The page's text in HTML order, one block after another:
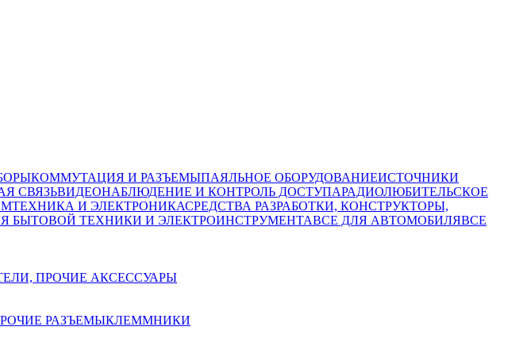
КОММУТАЦИЯ И РАЗЪЕМЫПАЯЛЬНОЕ ОБОРУДОВАНИЕИСТОЧНИКИ
СВЯЗЬВИДЕОНАБЛЮДЕНИЕ И КОНТРОЛЬ ДОСТУПАРАДИОЛЮБИТЕЛЬСКОЕ
ТЕХНИКА И ЭЛЕКТРОНИКАСРЕДСТВА РАЗРАБОТКИ, КОНСТРУКТОРЫ,
БЫТОВОЙ ТЕХНИКИ И ЭЛЕКТРОИНСТРУМЕНТАВСЕ ДЛЯ АВТОМОБИЛЯВСЕ
ПРОЧИЕ АКСЕССУАРЫ
РАЗЪЕМЫКЛЕММНИКИ